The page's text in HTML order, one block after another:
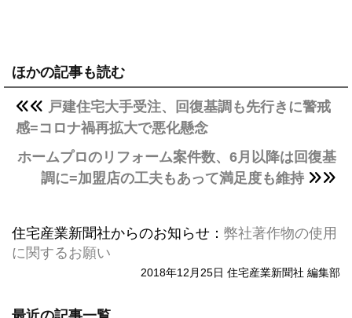
ほかの記事も読む
戸建住宅大手受注、回復基調も先行きに警戒
感=コロナ禍再拡大で悪化懸念
ホームプロのリフォーム案件数、6月以降は回復基
調に=加盟店の工夫もあって満足度も維持
住宅産業新聞社からのお知らせ： 弊社著作物の使用
に関するお願い
2018年12月25日 住宅産業新聞社 編集部